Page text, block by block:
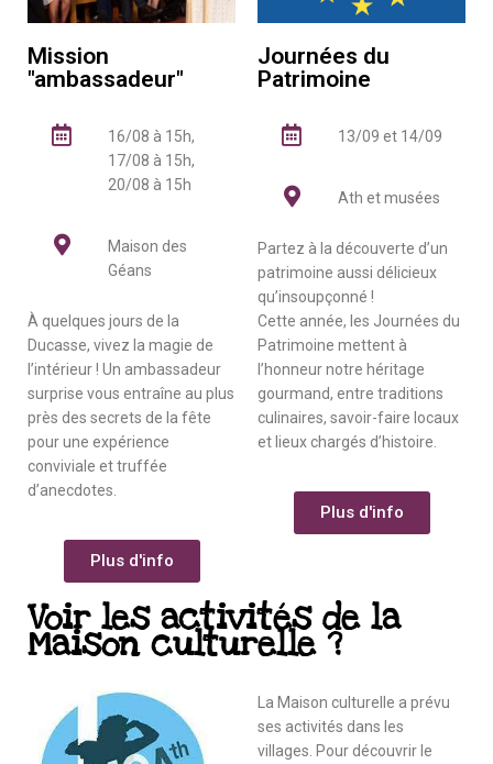
Mission
"ambassadeur"
16/08 à 15h,
17/08 à 15h,
20/08 à 15h
Maison des
Géans
À quelques jours de la
Ducasse, vivez la magie de
l’intérieur ! Un ambassadeur
surprise vous entraîne au plus
près des secrets de la fête
pour une expérience
conviviale et truffée
d’anecdotes.
Plus d'info
Journées du
Patrimoine
13/09 et 14/09
Ath et musées
Partez à la découverte d’un
patrimoine aussi délicieux
qu’insoupçonné !
Cette année, les Journées du
Patrimoine mettent à
l’honneur notre héritage
gourmand, entre traditions
culinaires, savoir-faire locaux
et lieux chargés d’histoire.
Plus d'info
Voir les activités de la
Maison culturelle ?
La Maison culturelle a prévu
ses activités dans les
villages. Pour découvrir le